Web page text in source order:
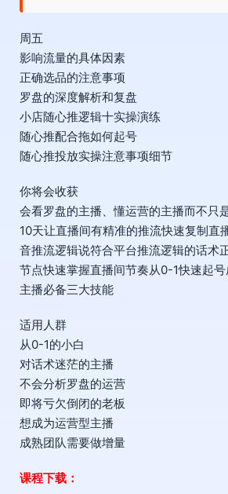
周五
影响流量的具体因素
正确选品的注意事项
罗盘的深度解析和复盘
小店随心推逻辑十实操演练
随心推配合拖如何起号
随心推投放实操注意事项细节
你将会收获
会看罗盘的主播、懂运营的主播而不只
10天让直播间有精准的推流快速复制直
音推流逻辑说符合平台推流逻辑的话术
节点快速掌握直播间节奏从0-1快速起
主播必备三大技能
适用人群
从0-1的小白
对话术迷茫的主播
不会分析罗盘的运营
即将亏欠倒闭的老板
想成为运营型主播
成熟团队需要做增量
课程下载：